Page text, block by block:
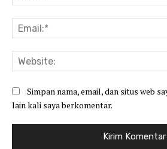
Simpan nama, email, dan situs web
lain kali saya berkomentar.